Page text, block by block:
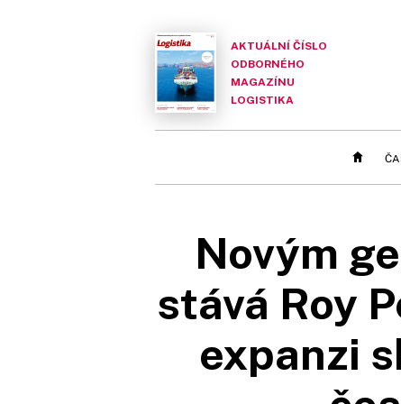
AKTUÁLNÍ ČÍSLO
ODBORNÉHO
MAGAZÍNU
LOGISTIKA
Novým
stává Roy
expanzi